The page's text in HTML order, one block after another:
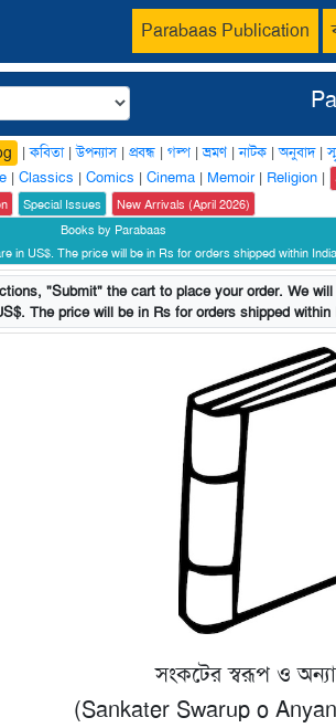
Parabaas Publication
|কবিতা|উপন্যাস| প্রবন্ধ | গল্প |ভ্রমণ|নাটক |অনুবাদ|
| Classics | Comics | Cinema | Memoir| Religion |
Special Issues
New Arrivals (April 2026)
Books by Parabaas
in US$. The price will be in Rs for orders shipped within
"Submit" the cart to place your order. We
The price will be in Rs for orders shipped within
সংকটের স্বরূপ ও
(Sankater Swarup o